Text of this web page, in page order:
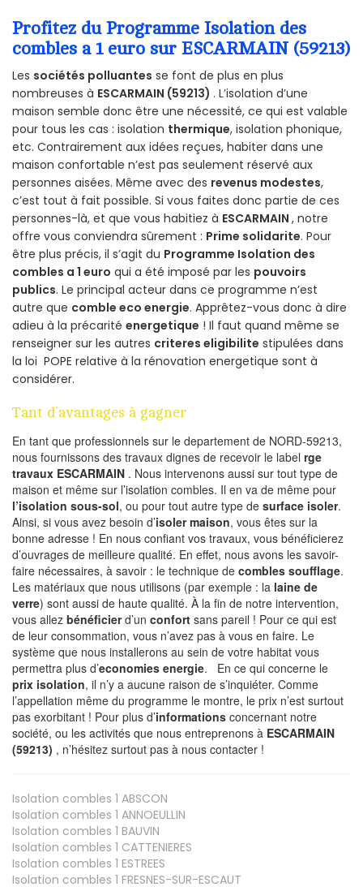
Profitez du Programme Isolation des
combles a 1 euro sur ESCARMAIN (59213)
Les sociétés polluantes se font de plus en plus
nombreuses à ESCARMAIN (59213) . L’isolation d’une
maison semble donc être une nécessité, ce qui est valable
pour tous les cas : isolation thermique, isolation phonique,
etc. Contrairement aux idées reçues, habiter dans une
maison confortable n’est pas seulement réservé aux
personnes aisées. Même avec des revenus modestes,
c’est tout à fait possible. Si vous faites donc partie de ces
personnes-là, et que vous habitiez à ESCARMAIN , notre
offre vous conviendra sûrement : Prime solidarite. Pour
être plus précis, il s’agit du Programme Isolation des
combles a 1 euro qui a été imposé par les pouvoirs
publics. Le principal acteur dans ce programme n’est
autre que comble eco energie. Apprêtez-vous donc à dire
adieu à la précarité energetique ! Il faut quand même se
renseigner sur les autres criteres eligibilite stipulées dans
la loi POPE relative à la rénovation energetique sont à
considérer.
Tant d’avantages à gagner
En tant que professionnels sur le departement de NORD-59213,
nous fournissons des travaux dignes de recevoir le label rge
travaux ESCARMAIN . Nous intervenons aussi sur tout type de
maison et même sur l’isolation combles. Il en va de même pour
l’isolation sous-sol, ou pour tout autre type de surface isoler.
Ainsi, si vous avez besoin d’isoler maison, vous êtes sur la
bonne adresse ! En nous confiant vos travaux, vous bénéficierez
d’ouvrages de meilleure qualité. En effet, nous avons les savoir-
faire nécessaires, à savoir : le technique de combles soufflage.
Les matériaux que nous utilisons (par exemple : la laine de
verre) sont aussi de haute qualité. À la fin de notre intervention,
vous allez bénéficierd’un confort sans pareil ! Pour ce qui est
de leur consommation, vous n’avez pas à vous en faire. Le
système que nous installerons au sein de votre habitat vous
permettra plus d’economies energie. En ce qui concerne le
prix isolation, il n’y a aucune raison de s’inquiéter. Comme
l’appellation même du programme le montre, le prix n’est surtout
pas exorbitant ! Pour plus d’informations concernant notre
société, ou les activités que nous entreprenons à ESCARMAIN
(59213) , n’hésitez surtout pas à nous contacter !
Isolation combles 1 ABSCON
Isolation combles 1 ANNOEULLIN
Isolation combles 1 BAUVIN
Isolation combles 1 CATTENIERES
Isolation combles 1 ESTREES
Isolation combles 1 FRESNES-SUR-ESCAUT